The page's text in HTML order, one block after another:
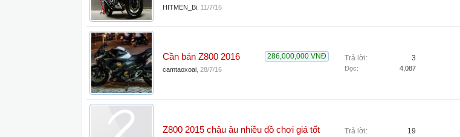
HITMEN_Bi 11/7/16
286,000,000 VNĐ
Cần bán Z800 2016
camtaoxoai 28/7/16
Trả lời: 3
Đọc: 4,087
Z800 2015 châu âu nhiều đồ chơi giá tốt Trả lời: 19